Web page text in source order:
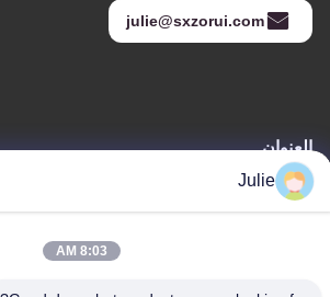
julie@sxzorui.com
العنوان
رقم 1107 مبنى النصر 6،
Julie
8:03 AM